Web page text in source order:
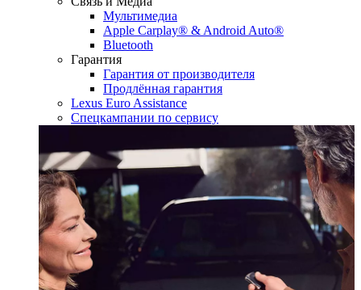
Мультимедиа
Apple Carplay® & Android Auto®
Bluetooth
Гарантия
Гарантия от производителя
Продлённая гарантия
Lexus Euro Assistance
Спецкампании по сервису